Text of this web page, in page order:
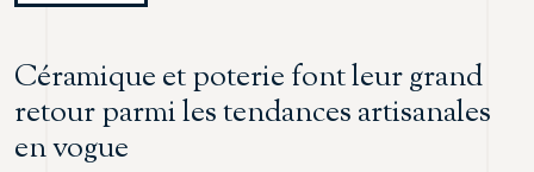
Céramique et poterie font leur grand
retour parmi les tendances artisanales
en vogue